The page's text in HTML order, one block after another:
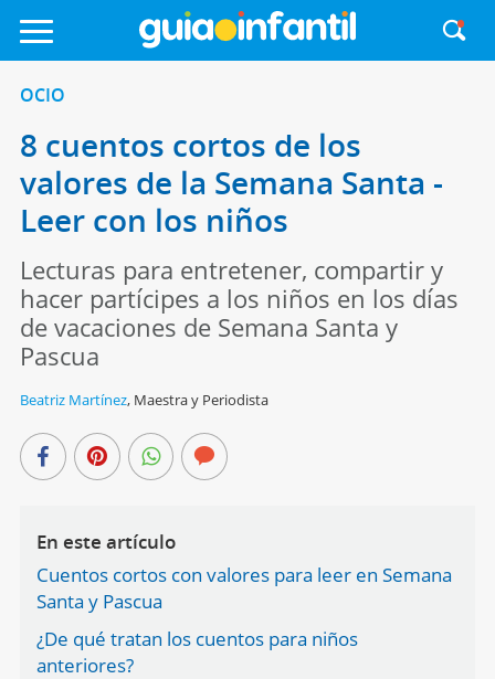
OCIO
8 cuentos cortos de los
valores de la Semana Santa -
Leer con los niños
Lecturas para entretener, compartir y
hacer partícipes a los niños en los días
de vacaciones de Semana Santa y
Pascua
Beatriz Martínez, Maestra y Periodista
En este artículo
Cuentos cortos con valores para leer en Semana
Santa y Pascua
¿De qué tratan los cuentos para niños
anteriores?